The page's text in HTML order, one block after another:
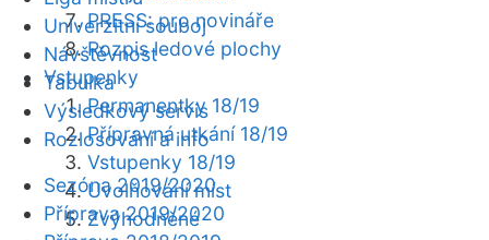
PRESS: pro novináře
Rozpis ledové plochy
Vstupenky
Permanentky 18/19
Přípravná utkání 18/19
Vstupenky 18/19
Uvolňování míst
Zvýhodněné
Univerzitní souboj
Návštěvnost
Tabulka
Výsledkový servis
Rozlosování a info
Sezóna 2019/2020
Příprava 2019/2020